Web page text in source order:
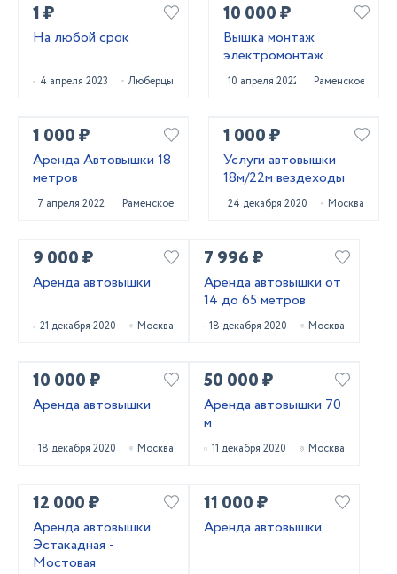
1 ₽
На любой срок
4 апреля 2023 Люберцы
10 000 ₽
Вышка монтаж
электромонтаж
10 апреля 2022 Раменское
1 000 ₽
Аренда Автовышки 18
метров
7 апреля 2022 Раменское
1 000 ₽
Услуги автовышки
18м/22м вездеходы
24 декабря 2020 Москва
9 000 ₽
Аренда автовышки
21 декабря 2020 Москва
7 996 ₽
Аренда автовышки от
14 до 65 метров
18 декабря 2020 Москва
10 000 ₽
Аренда автовышки
18 декабря 2020 Москва
50 000 ₽
Аренда автовышки 70
м
11 декабря 2020 Москва
12 000 ₽
Аренда автовышки
Эстакадная -
Мостовая
11 000 ₽
Аренда автовышки